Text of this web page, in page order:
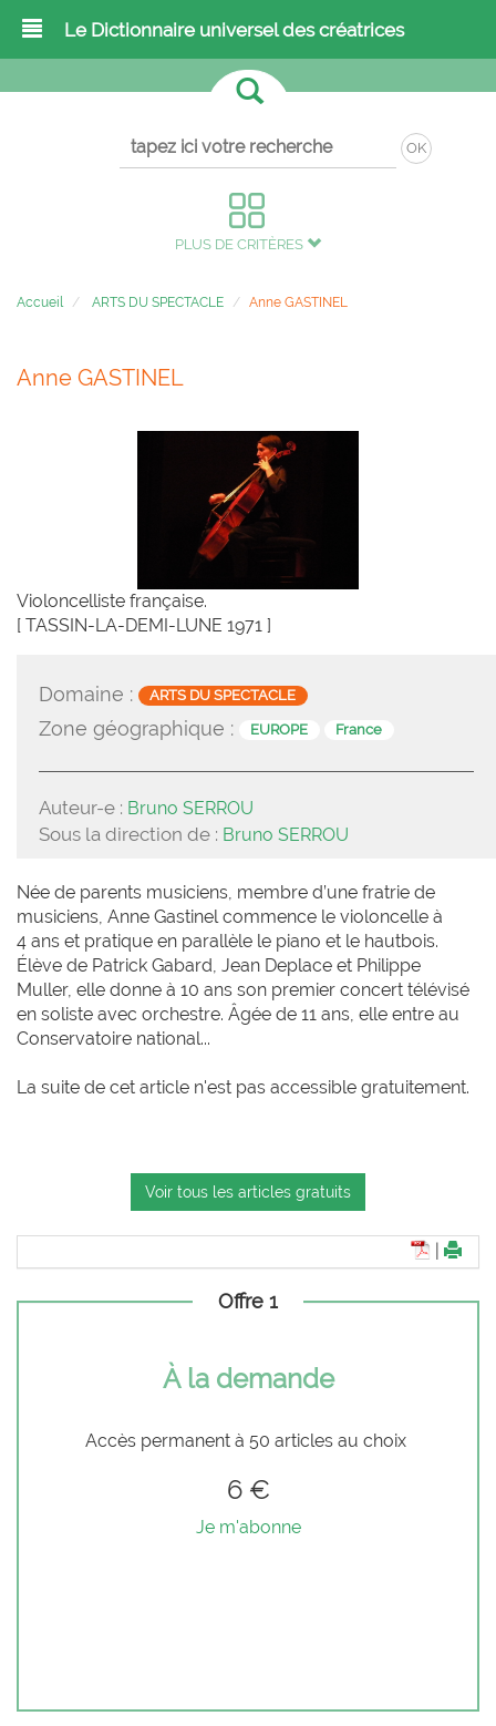
Le Dictionnaire universel des créatrices
OK
PLUS DE CRITÈRES
Accueil ARTS DU SPECTACLE Anne GASTINEL
Anne GASTINEL
Violoncelliste française.
[ TASSIN-LA-DEMI-LUNE 1971 ]
Domaine : ARTS DU SPECTACLE
Zone géographique : EUROPE France
Auteur-e : Bruno SERROU
Sous la direction de : Bruno SERROU
Née de parents musiciens, membre d’une fratrie de
musiciens, Anne Gastinel commence le violoncelle à
4 ans et pratique en parallèle le piano et le hautbois.
Élève de Patrick Gabard, Jean Deplace et Philippe
Muller, elle donne à 10 ans son premier concert télévisé
en soliste avec orchestre. Âgée de 11 ans, elle entre au
Conservatoire national...
La suite de cet article n'est pas accessible gratuitement.
Voir tous les articles gratuits
Offre 1
À la demande
Accès permanent à 50 articles au choix
6 €
Je m'abonne